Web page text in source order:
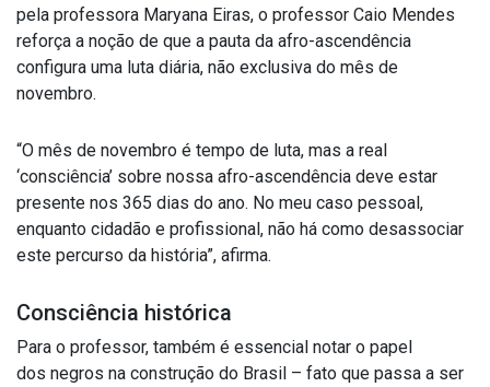
pela professora Maryana Eiras, o professor Caio Mendes
reforça a noção de que a pauta da afro-ascendência
configura uma luta diária, não exclusiva do mês de
novembro.
“O mês de novembro é tempo de luta, mas a real
‘consciência’ sobre nossa afro-ascendência deve estar
presente nos 365 dias do ano. No meu caso pessoal,
enquanto cidadão e profissional, não há como desassociar
este percurso da história”, afirma.
Consciência histórica
Para o professor, também é essencial notar o papel
dos negros na construção do Brasil – fato que passa a ser